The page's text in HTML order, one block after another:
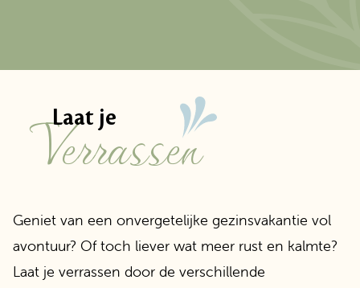
Laat je
Verrassen
Geniet van een onvergetelijke gezinsvakantie vol
avontuur? Of toch liever wat meer rust en kalmte?
Laat je verrassen door de verschillende